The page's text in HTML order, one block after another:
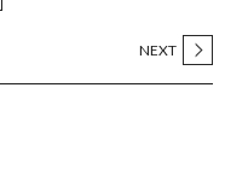
NEXT